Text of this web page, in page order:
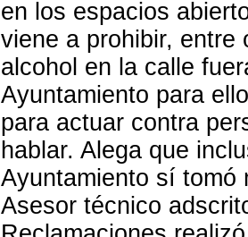
en los espacios
viene a prohibir, entre
alcohol en la calle
Ayuntamiento para
para actuar contra
hablar. Alega que
Ayuntamiento sí tomó
Asesor técnico